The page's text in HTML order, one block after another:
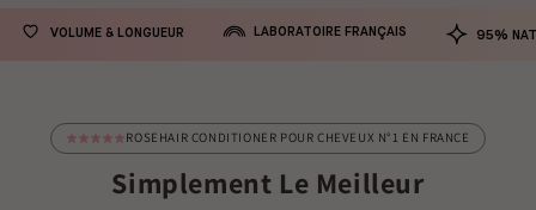
VOLUME & LONGUEUR LABORATOIRE FRANÇAIS 95%
ROSEHAIR CONDITIONER POUR CHEVEUX N°1 EN FRANCE
Simplement Le Meilleur